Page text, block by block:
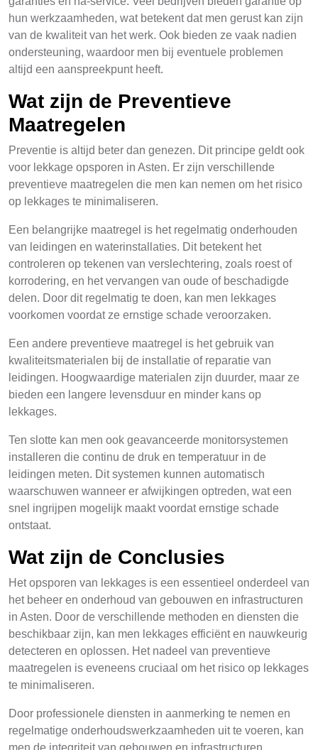
hun werkzaamheden, wat betekent dat men gerust kan zijn
van de kwaliteit van het werk. Ook bieden ze vaak nadien
ondersteuning, waardoor men bij eventuele problemen
altijd een aanspreekpunt heeft.
Wat zijn de Preventieve
Maatregelen
Preventie is altijd beter dan genezen. Dit principe geldt ook
voor lekkage opsporen in Asten. Er zijn verschillende
preventieve maatregelen die men kan nemen om het risico
op lekkages te minimaliseren.
Een belangrijke maatregel is het regelmatig onderhouden
van leidingen en waterinstallaties. Dit betekent het
controleren op tekenen van verslechtering, zoals roest of
korrodering, en het vervangen van oude of beschadigde
delen. Door dit regelmatig te doen, kan men lekkages
voorkomen voordat ze ernstige schade veroorzaken.
Een andere preventieve maatregel is het gebruik van
kwaliteitsmaterialen bij de installatie of reparatie van
leidingen. Hoogwaardige materialen zijn duurder, maar ze
bieden een langere levensduur en minder kans op
lekkages.
Ten slotte kan men ook geavanceerde monitorsystemen
installeren die continu de druk en temperatuur in de
leidingen meten. Dit systemen kunnen automatisch
waarschuwen wanneer er afwijkingen optreden, wat een
snel ingrijpen mogelijk maakt voordat ernstige schade
ontstaat.
Wat zijn de Conclusies
Het opsporen van lekkages is een essentieel onderdeel van
het beheer en onderhoud van gebouwen en infrastructuren
in Asten. Door de verschillende methoden en diensten die
beschikbaar zijn, kan men lekkages efficiënt en nauwkeurig
detecteren en oplossen. Het nadeel van preventieve
maatregelen is eveneens cruciaal om het risico op lekkages
te minimaliseren.
Door professionele diensten in aanmerking te nemen en
regelmatige onderhoudswerkzaamheden uit te voeren, kan
men de integriteit van gebouwen en infrastructuren